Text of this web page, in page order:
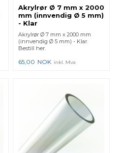
Akrylrør Ø 7 mm x 2000
mm (innvendig Ø 5 mm)
- Klar
Akrylrør Ø 7 mm x 2000 mm
(innvendig Ø 5 mm) - Klar.
Bestill her.
65,00 NOK inkl. Mva